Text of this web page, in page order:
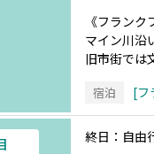
《フラン
マイン川沿
旧市街では
宿泊 フ
終日：自由